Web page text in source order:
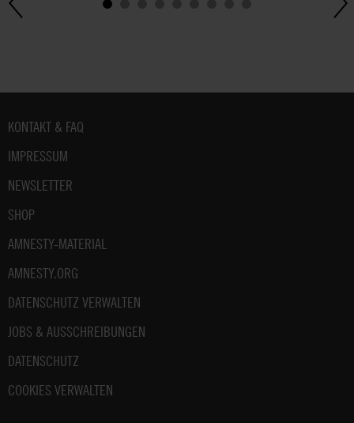
Fußbereich
KONTAKT & FAQ
IMPRESSUM
NEWSLETTER
SHOP
AMNESTY-MATERIAL
AMNESTY.ORG
DATENSCHUTZ VERWALTEN
JOBS & AUSSCHREIBUNGEN
DATENSCHUTZ
COOKIES VERWALTEN